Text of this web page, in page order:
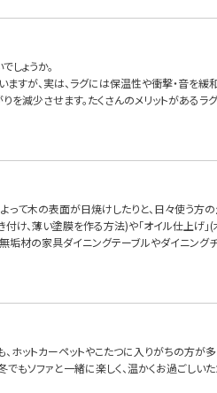
しょうか。
すが、実は、ラグには保温性や衝撃・音を緩
を減少させます。たくさんのメリットがある
て木の表面が日焼けしたりと、日々使う方
け、薄い塗膜を作る方法)や「オイル仕上げ
垢材の家具ダイニングテーブルやダイニング
、ホットカーペットやこたつに入りがちの方が
もソファと一緒に楽しく、温かくお過ごしい